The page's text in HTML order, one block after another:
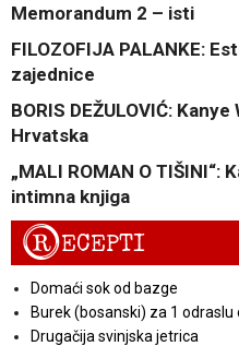
Memorandum 2 – isti
FILOZOFIJA PALANKE:
zajednice
BORIS DEŽULOVIĆ:
Hrvatska
„MALI ROMAN O
intimna knjiga
RECEPTI
Domaći sok od bazge
Burek (bosanski) za 1 odraslu
Drugačija svinjska jetrica